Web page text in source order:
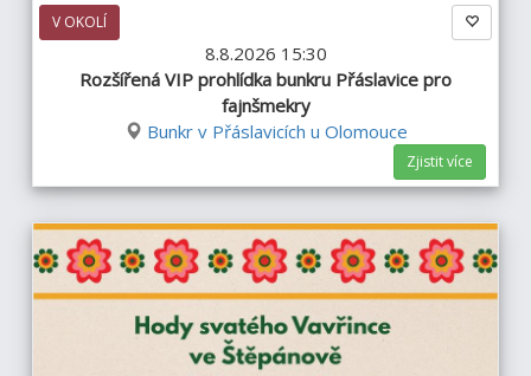
V OKOLÍ
8.8.2026 15:30
Rozšířená VIP prohlídka bunkru Přáslavice pro
fajnšmekry
Bunkr v Přáslavicích u Olomouce
Zjistit více